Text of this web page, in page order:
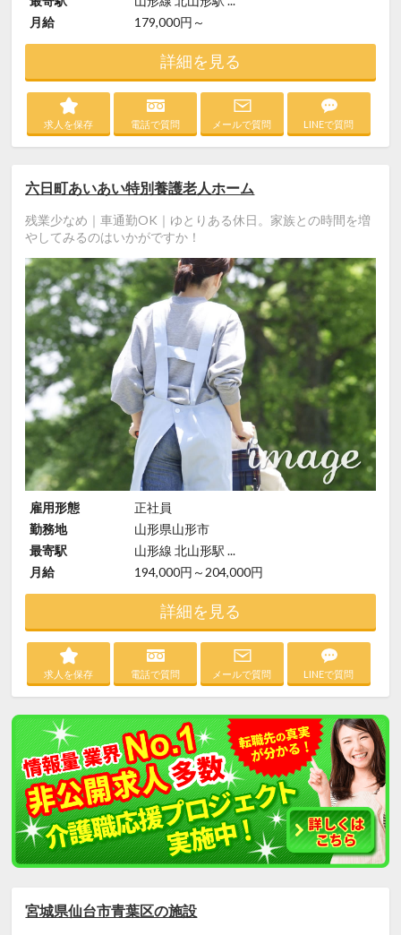
月給
179,000円～
詳細を見る
求人を保存 電話で質問 メールで質問 LINEで質問
六日町あいあい特別養護老人ホーム
残業少なめ｜車通勤OK｜ゆとりある休日。家族との時間を増
やしてみるのはいかがですか！
雇用形態
正社員
勤務地
山形県山形市
最寄駅
山形線 北山形駅 ...
月給
194,000円～204,000円
詳細を見る
求人を保存 電話で質問 メールで質問 LINEで質問
宮城県仙台市青葉区の施設